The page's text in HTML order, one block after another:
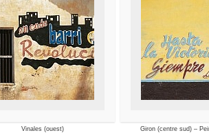
Vinales (ouest) Giron (centre sud) –